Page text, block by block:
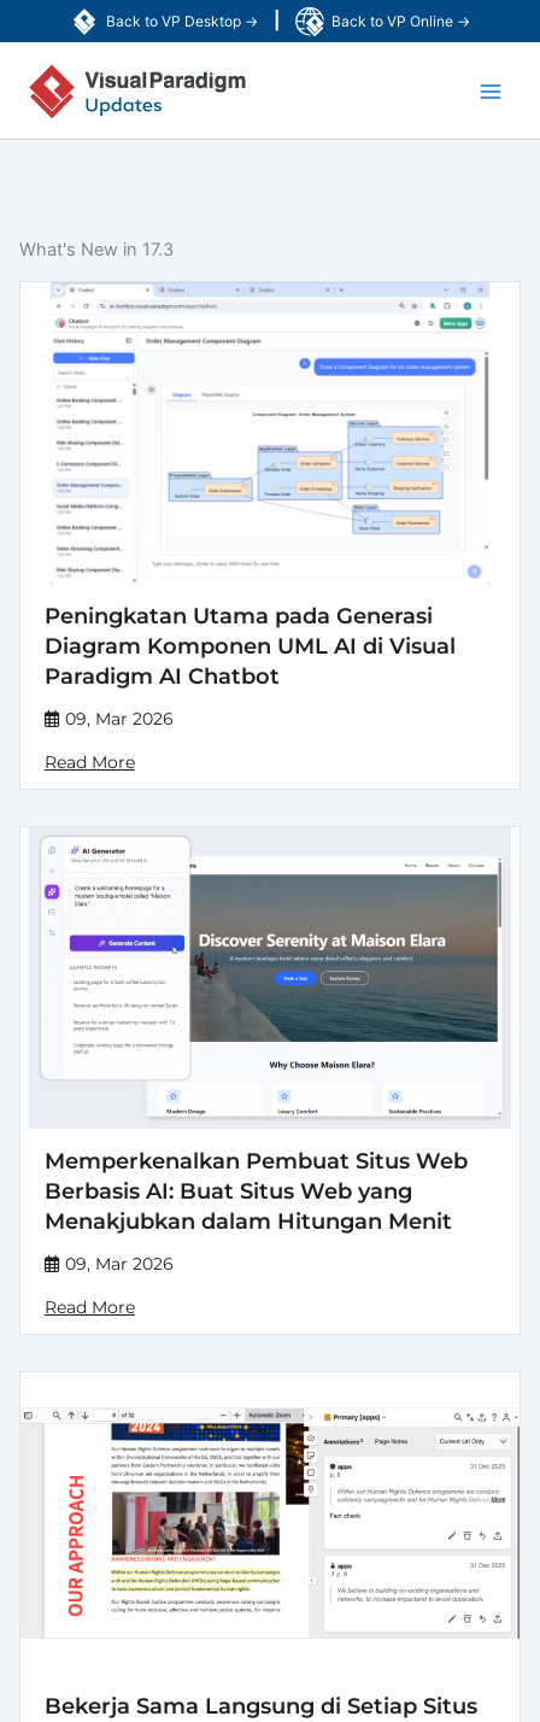
Back to VP Desktop → Back to VP Online →
ke
konten
What's New in 17.3
Peningkatan Utama pada Generasi
Diagram Komponen UML AI di Visual
Paradigm AI Chatbot
09, Mar 2026
Read More
Memperkenalkan Pembuat Situs Web
Berbasis AI: Buat Situs Web yang
Menakjubkan dalam Hitungan Menit
09, Mar 2026
Read More
Bekerja Sama Langsung di Setiap Situs